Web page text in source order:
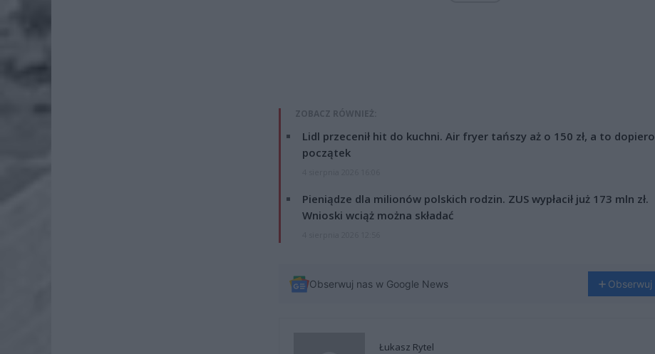
ZOBACZ RÓWNIEŻ:
Lidl przecenił hit do kuchni. Air fryer tańszy aż o 150 zł, a to dopiero
początek
Pieniądze dla milionów polskich rodzin. ZUS wypłacił już 173 mln zł.
Wnioski wciąż można składać
Obserwuj nas w Google News Obserwuj
Łukasz Rytel